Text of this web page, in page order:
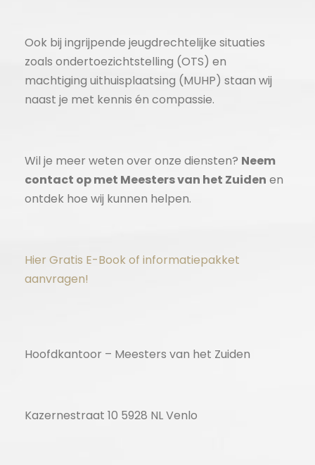
Ook bij ingrijpende jeugdrechtelijke situaties
zoals ondertoezichtstelling (OTS) en
machtiging uithuisplaatsing (MUHP) staan wij
naast je met kennis én compassie.
Wil je meer weten over onze diensten? Neem
contact op met Meesters van het Zuiden en
ontdek hoe wij kunnen helpen.
Hier Gratis E-Book of informatiepakket
aanvragen!
Hoofdkantoor – Meesters van het Zuiden
Kazernestraat 10 5928 NL Venlo